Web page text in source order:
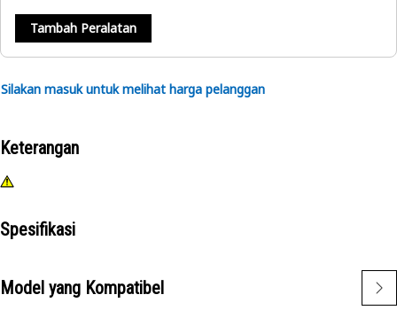
Tambah Peralatan
Silakan masuk untuk melihat harga pelanggan
Keterangan
Spesifikasi
Model yang Kompatibel